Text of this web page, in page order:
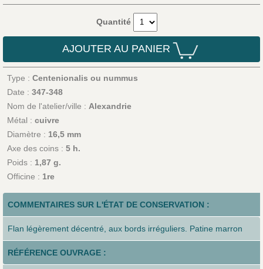
Quantité
AJOUTER AU PANIER
Type : Centenionalis ou nummus
Date : 347-348
Nom de l'atelier/ville : Alexandrie
Métal : cuivre
Diamètre : 16,5 mm
Axe des coins : 5 h.
Poids : 1,87 g.
Officine : 1re
COMMENTAIRES SUR L'ÉTAT DE CONSERVATION :
Flan légèrement décentré, aux bords irréguliers. Patine marron
RÉFÉRENCE OUVRAGE :